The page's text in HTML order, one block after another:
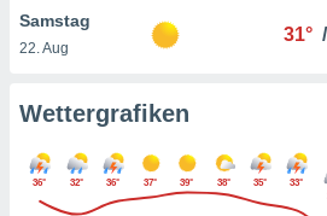
klicken.
und
Samstag
22. Aug
31° /
Wettergrafiken
36° 32° 36° 37° 39° 38° 35°
33°